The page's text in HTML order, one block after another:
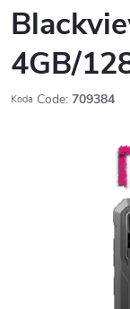
4GB/
Code: 709384